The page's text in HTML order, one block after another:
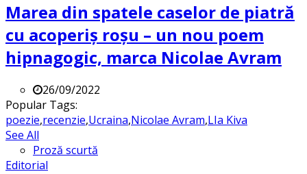
Marea din spatele caselor de piatră
cu acoperiș roșu – un nou poem
hipnagogic, marca Nicolae Avram
26/09/2022
Popular Tags:
poezie,recenzie,Ucraina,Nicolae Avram,LIa Kiva
See All
Proză scurtă
Editorial